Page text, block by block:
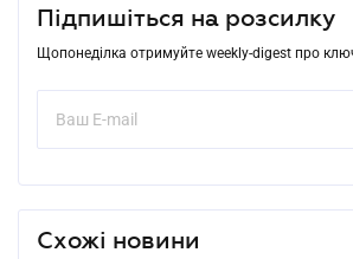
Підпишіться на розсилку
Щопонеділка отримуйте weekly-digest про
Схожі новини